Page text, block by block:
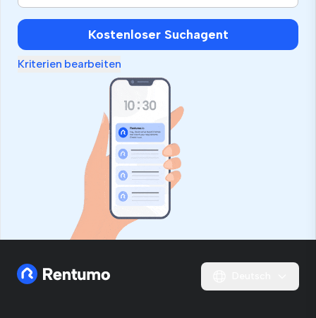
Kostenloser Suchagent
Kriterien bearbeiten